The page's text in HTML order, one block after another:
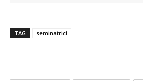
TAG seminatrici